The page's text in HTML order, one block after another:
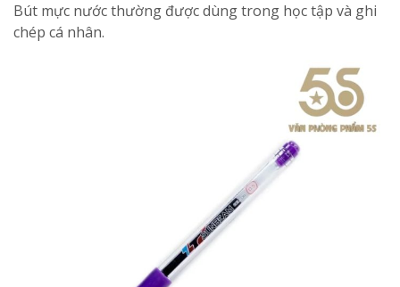
Bút mực nước thường được dùng trong học tập và ghi
chép cá nhân.